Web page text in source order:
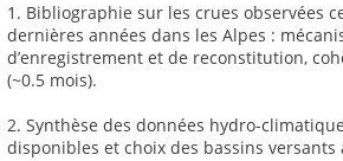
1. Bibliographie sur les crues observées
dernières années dans les Alpes :
d’enregistrement et de reconstitution,
(~0.5 mois).
2. Synthèse des données hydro-
disponibles et choix des bassins versants